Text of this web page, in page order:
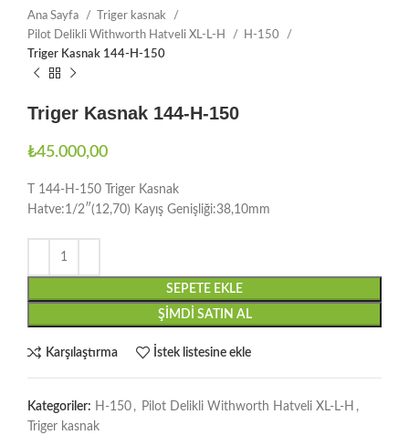
Ana Sayfa
Triger kasnak
Pilot Delikli Withworth Hatveli XL-L-H
H-150
Triger Kasnak 144-H-150
Triger Kasnak 144-H-150
₺45.000,00
T 144-H-150 Triger Kasnak
Hatve:1/2″(12,70) Kayış Genişliği:38,10mm
SEPETE EKLE
ŞIMDI SATIN AL
Karşılaştırma İstek listesine ekle
Kategoriler: H-150 , Pilot Delikli Withworth Hatveli XL-L-H ,
Triger kasnak